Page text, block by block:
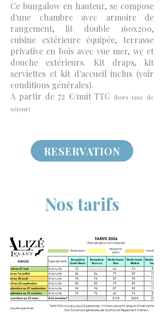
Ce bungalow en hauteur, se compose
d'une chambre avec armoire de
rangement, lit double 160x200,
cuisine extérieure équipée, terrasse
privative en bois avec vue mer, wc et
douche extérieurs. Kit draps, kit
serviettes et kit d'accueil inclus (voir
conditions générales).
A partir de 72 €/nuit TTC (hors taxe de
séjour)
RESERVATION
Nos tarifs